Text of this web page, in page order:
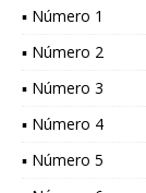
▪ Número 1
▪ Número 2
▪ Número 3
▪ Número 4
▪ Número 5